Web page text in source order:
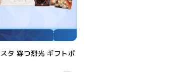
タ 穿つ烈光 ギフトボ